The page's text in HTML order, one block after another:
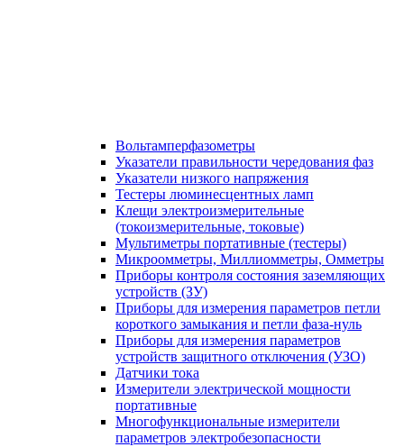
Вольтамперфазометры
Указатели правильности чередования фаз
Указатели низкого напряжения
Тестеры люминесцентных ламп
Клещи электроизмерительные
(токоизмерительные, токовые)
Мультиметры портативные (тестеры)
Микроомметры, Миллиомметры, Омметры
Приборы контроля состояния заземляющих
устройств (ЗУ)
Приборы для измерения параметров петли
короткого замыкания и петли фаза-нуль
Приборы для измерения параметров
устройств защитного отключения (УЗО)
Датчики тока
Измерители электрической мощности
портативные
Многофункциональные измерители
параметров электробезопасности